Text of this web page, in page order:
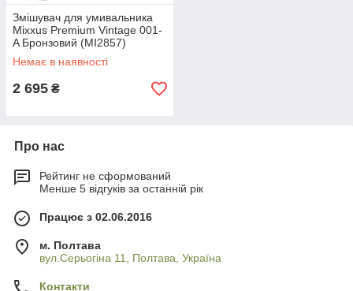
Змішувач для умивальника
Mixxus Premium Vintage 001-
A Бронзовий (MI2857)
Немає в наявності
2 695 ₴
Про нас
Рейтинг не сформований
Менше 5 відгуків за останній рік
Працює з 02.06.2016
м. Полтава
вул.Серьогіна 11, Полтава, Україна
Контакти